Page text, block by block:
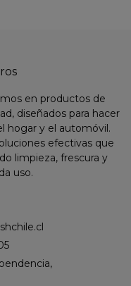
en productos de
diseñados para hacer
hogar y el automóvil.
efectivas que
limpieza, frescura y
uso.